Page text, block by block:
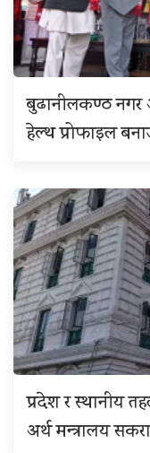
बुढानीलकण्ठ नगर
हेल्थ प्रोफाइल
प्रदेश र स्थानीय
अर्थ मन्त्रालय